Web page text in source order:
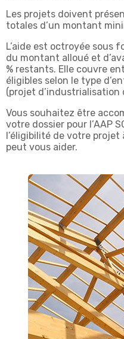
Les projets doivent
totales d’un montant
L’aide est octroyée sous
du montant alloué et
% restants. Elle couvre
éligibles selon le type
(projet d’industrialisation
Vous souhaitez être
votre dossier pour l’AAP
l’éligibilité de votre projet
peut vous aider.